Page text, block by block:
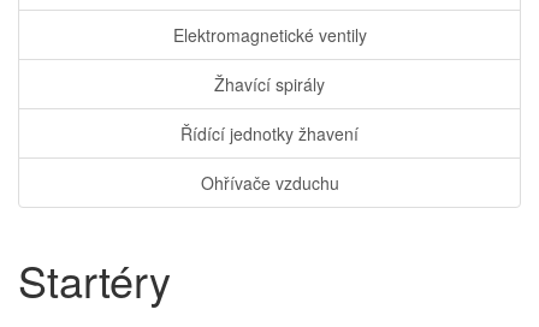
Elektromagnetické ventily
Žhavící spirály
Řídící jednotky žhavení
Ohřívače vzduchu
Startéry